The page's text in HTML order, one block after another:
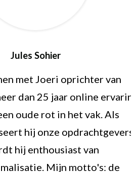
Jules Sohier
met Joeri oprichter van
dan 25 jaar online
oude rot in het vak. Als
hij onze opdrachtgevers
hij enthousiast van
Mijn motto's: de